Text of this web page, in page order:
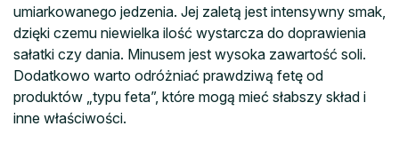
umiarkowanego jedzenia. Jej zaletą jest intensywny smak,
dzięki czemu niewielka ilość wystarcza do doprawienia
sałatki czy dania. Minusem jest wysoka zawartość soli.
Dodatkowo warto odróżniać prawdziwą fetę od
produktów „typu feta”, które mogą mieć słabszy skład i
inne właściwości.